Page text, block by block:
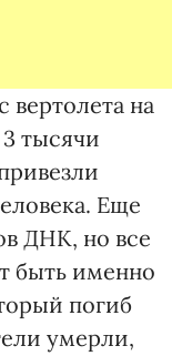
вертолета на
тысячи
Еще
ДНК, но все
быть именно
погиб
умерли,